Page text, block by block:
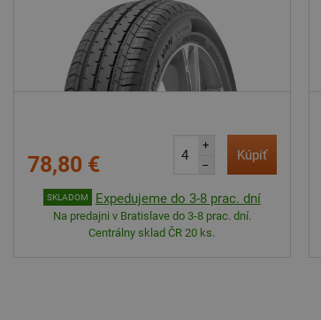
78,80 €
+
–
Kúpiť
SKLADOM Expedujeme do 3-8 prac. dní
Na predajni v Bratislave do 3-8 prac. dní.
Centrálny sklad ČR 20 ks.